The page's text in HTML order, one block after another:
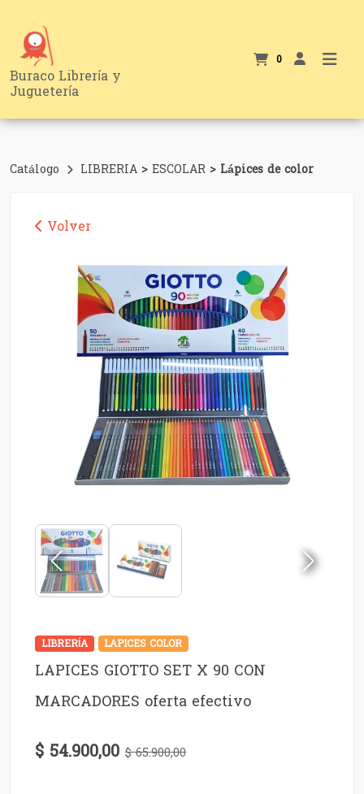
Buraco Librería y
Juguetería
0
Catálogo LIBRERIA > ESCOLAR > Lápices de color
Volver
LIBRERÍA LAPICES COLOR
LAPICES GIOTTO SET X 90 CON
MARCADORES oferta efectivo
$ 54.900,00 $ 65.900,00